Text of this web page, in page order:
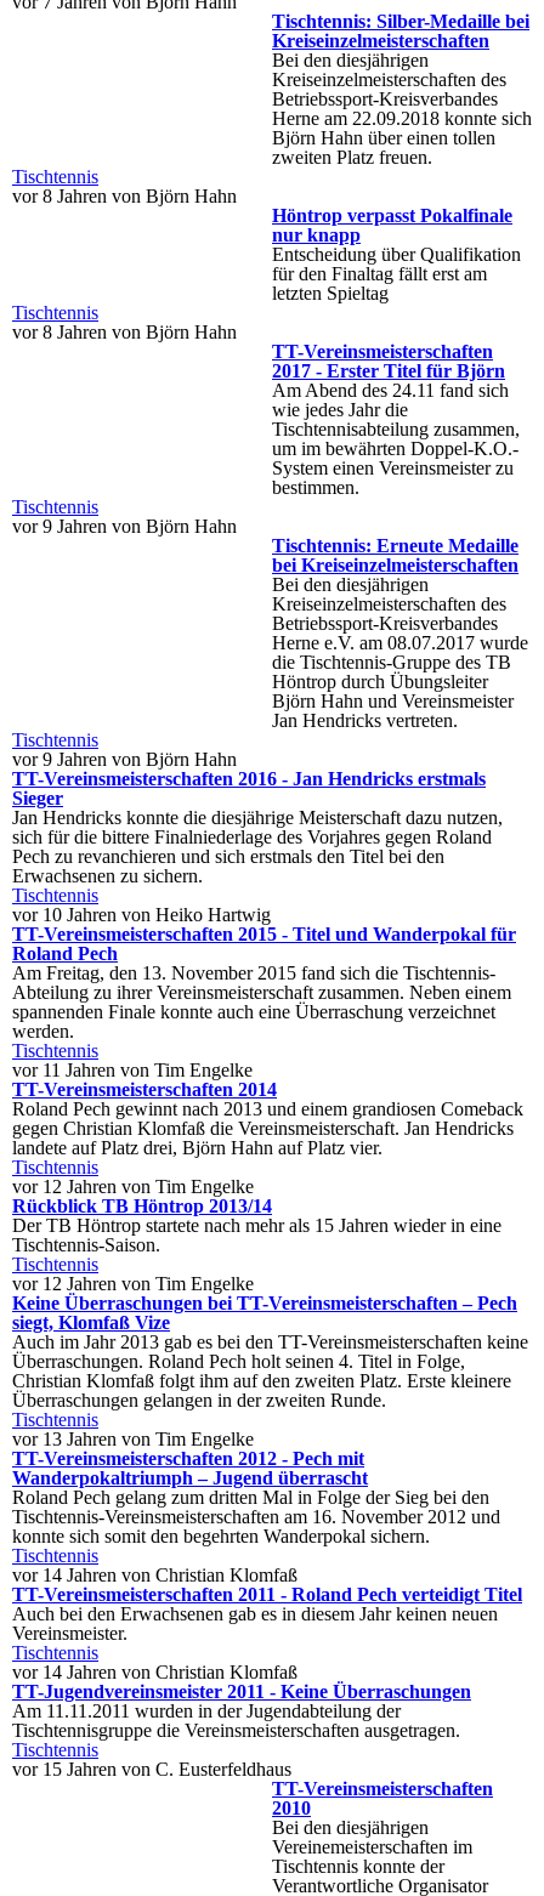
Tischtennis: Silber-Medaille bei
Kreiseinzelmeisterschaften
Bei den diesjährigen
Kreiseinzelmeisterschaften des
Betriebssport-Kreisverbandes
Herne am 22.09.2018 konnte sich
Björn Hahn über einen tollen
zweiten Platz freuen.
Tischtennis
vor 8 Jahren von Björn Hahn
Höntrop verpasst Pokalfinale
nur knapp
Entscheidung über Qualifikation
für den Finaltag fällt erst am
letzten Spieltag
Tischtennis
vor 8 Jahren von Björn Hahn
TT-Vereinsmeisterschaften
2017 - Erster Titel für Björn
Am Abend des 24.11 fand sich
wie jedes Jahr die
Tischtennisabteilung zusammen,
um im bewährten Doppel-K.O.-
System einen Vereinsmeister zu
bestimmen.
Tischtennis
vor 9 Jahren von Björn Hahn
Tischtennis: Erneute Medaille
bei Kreiseinzelmeisterschaften
Bei den diesjährigen
Kreiseinzelmeisterschaften des
Betriebssport-Kreisverbandes
Herne e.V. am 08.07.2017 wurde
die Tischtennis-Gruppe des TB
Höntrop durch Übungsleiter
Björn Hahn und Vereinsmeister
Jan Hendricks vertreten.
Tischtennis
vor 9 Jahren von Björn Hahn
TT-Vereinsmeisterschaften 2016 - Jan Hendricks erstmals
Sieger
Jan Hendricks konnte die diesjährige Meisterschaft dazu nutzen,
sich für die bittere Finalniederlage des Vorjahres gegen Roland
Pech zu revanchieren und sich erstmals den Titel bei den
Erwachsenen zu sichern.
Tischtennis
vor 10 Jahren von Heiko Hartwig
TT-Vereinsmeisterschaften 2015 - Titel und Wanderpokal für
Roland Pech
Am Freitag, den 13. November 2015 fand sich die Tischtennis-
Abteilung zu ihrer Vereinsmeisterschaft zusammen. Neben einem
spannenden Finale konnte auch eine Überraschung verzeichnet
werden.
Tischtennis
vor 11 Jahren von Tim Engelke
TT-Vereinsmeisterschaften 2014
Roland Pech gewinnt nach 2013 und einem grandiosen Comeback
gegen Christian Klomfaß die Vereinsmeisterschaft. Jan Hendricks
landete auf Platz drei, Björn Hahn auf Platz vier.
Tischtennis
vor 12 Jahren von Tim Engelke
Rückblick TB Höntrop 2013/14
Der TB Höntrop startete nach mehr als 15 Jahren wieder in eine
Tischtennis-Saison.
Tischtennis
vor 12 Jahren von Tim Engelke
Keine Überraschungen bei TT-Vereinsmeisterschaften – Pech
siegt, Klomfaß Vize
Auch im Jahr 2013 gab es bei den TT-Vereinsmeisterschaften keine
Überraschungen. Roland Pech holt seinen 4. Titel in Folge,
Christian Klomfaß folgt ihm auf den zweiten Platz. Erste kleinere
Überraschungen gelangen in der zweiten Runde.
Tischtennis
vor 13 Jahren von Tim Engelke
TT-Vereinsmeisterschaften 2012 - Pech mit
Wanderpokaltriumph – Jugend überrascht
Roland Pech gelang zum dritten Mal in Folge der Sieg bei den
Tischtennis-Vereinsmeisterschaften am 16. November 2012 und
konnte sich somit den begehrten Wanderpokal sichern.
Tischtennis
vor 14 Jahren von Christian Klomfaß
TT-Vereinsmeisterschaften 2011 - Roland Pech verteidigt Titel
Auch bei den Erwachsenen gab es in diesem Jahr keinen neuen
Vereinsmeister.
Tischtennis
vor 14 Jahren von Christian Klomfaß
TT-Jugendvereinsmeister 2011 - Keine Überraschungen
Am 11.11.2011 wurden in der Jugendabteilung der
Tischtennisgruppe die Vereinsmeisterschaften ausgetragen.
Tischtennis
vor 15 Jahren von C. Eusterfeldhaus
TT-Vereinsmeisterschaften
2010
Bei den diesjährigen
Vereinemeisterschaften im
Tischtennis konnte der
Verantwortliche Organisator